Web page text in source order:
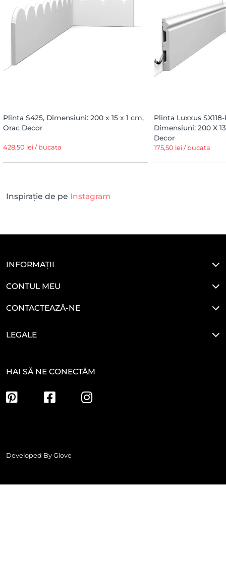
Plinta S425, Dimensiuni: 200 x 15 x 1 cm,
Orac Decor
428,50 lei / bucata
Plinta Luxxus
Dimensiuni: 200 X
Decor
175,50 lei / bucata
Inspirație de pe Instagram
INFORMAȚII
CONTUL MEU
CONTACTEAZĂ-NE
LEGALE
HAI SĂ NE CONECTĂM
Developed By Glove